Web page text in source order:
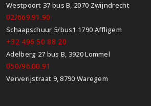
Westpoort 37 bus B, 2070 Zwijndrecht
02/669.91.90
Schaapschuur 5/bus1 1790 Affligem
+32 496 50 88 20
Adelberg 27 bus B, 3920 Lommel
050/96.00.91
Ververijstraat 9, 8790 Waregem